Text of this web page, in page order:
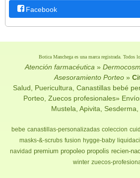
Facebook
Botica Manchega es una marca registrada. Todos
Atención farmacéutica »
Asesoramiento Porteo »
Salud, Puericultura, Canastillas bebé
Porteo, Zuecos profesionales»
Mustela, Apivita,
bebe canastillas-personalizadas coleccion
masks-&-scrubs fusion hygge-baby
navidad premium propoleo propolis recien-
winter zuecos-